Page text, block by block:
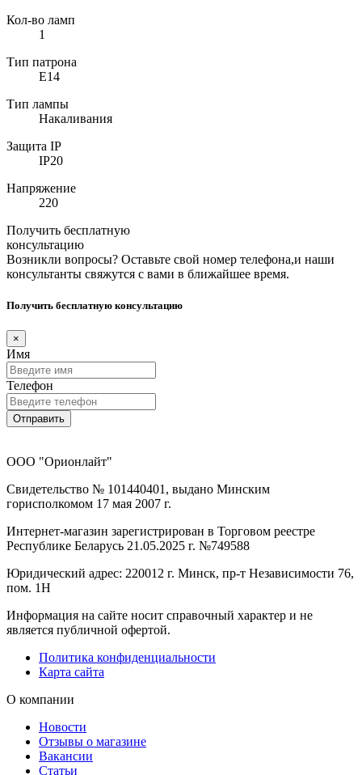
Кол-во ламп
1
Тип патрона
E14
Тип лампы
Накаливания
Защита IP
IP20
Напряжение
220
Получить бесплатную
консультацию
Возникли вопросы? Оставьте свой номер телефона,и наши
консультанты свяжутся с вами в ближайшее время.
Получить бесплатную консультацию
×
Имя
Телефон
Отправить
ООО "Орионлайт"
Свидетельство № 101440401, выдано Минским
горисполкомом 17 мая 2007 г.
Интернет-магазин зарегистрирован в Торговом реестре
Республике Беларусь 21.05.2025 г. №749588
Юридический адрес: 220012 г. Минск, пр-т Независимости 76,
пом. 1Н
Информация на сайте носит справочный характер и не
является публичной офертой.
Политика конфиденциальности
Карта сайта
О компании
Новости
Отзывы о магазине
Вакансии
Статьи